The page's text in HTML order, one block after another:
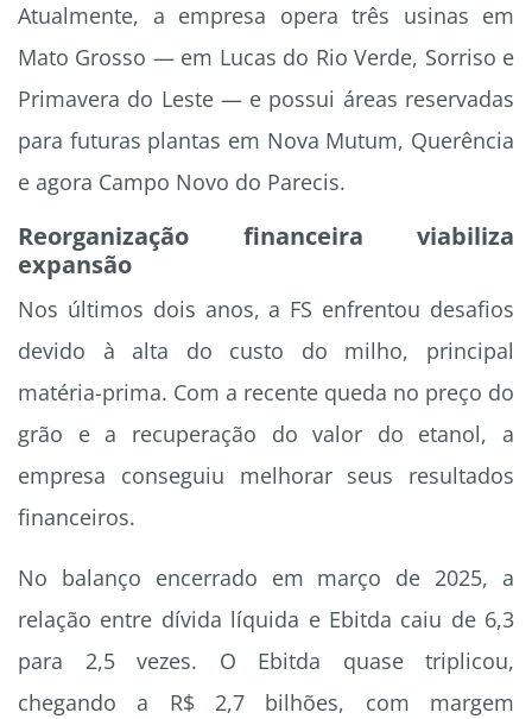
Atualmente, a empresa opera três usinas em
Mato Grosso — em Lucas do Rio Verde, Sorriso e
Primavera do Leste — e possui áreas reservadas
para futuras plantas em Nova Mutum, Querência
e agora Campo Novo do Parecis.
Reorganização financeira viabiliza
expansão
Nos últimos dois anos, a FS enfrentou desafios
devido à alta do custo do milho, principal
matéria-prima. Com a recente queda no preço do
grão e a recuperação do valor do etanol, a
empresa conseguiu melhorar seus resultados
financeiros.
No balanço encerrado em março de 2025, a
relação entre dívida líquida e Ebitda caiu de 6,3
para 2,5 vezes. O Ebitda quase triplicou,
chegando a R$ 2,7 bilhões, com margem